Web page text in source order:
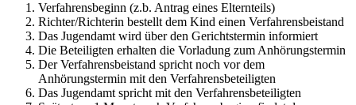
Verfahrensbeginn (z.b. Antrag eines Elternteils)
Richter/Richterin bestellt dem Kind einen Verfahrensbeistand
Das Jugendamt wird über den Gerichtstermin informiert
Die Beteiligten erhalten die Vorladung zum Anhörungstermin
Der Verfahrensbeistand spricht noch vor dem
Anhörungstermin mit den Verfahrensbeteiligten
Das Jugendamt spricht mit den Verfahrensbeteiligten